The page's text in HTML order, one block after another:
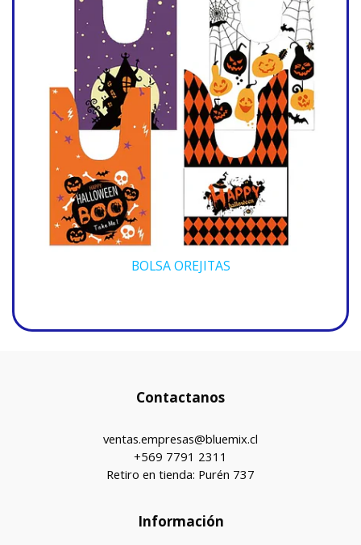
BOLSA OREJITAS
Contactanos
ventas.empresas@bluemix.cl
+569 7791 2311
Retiro en tienda: Purén 737
Información